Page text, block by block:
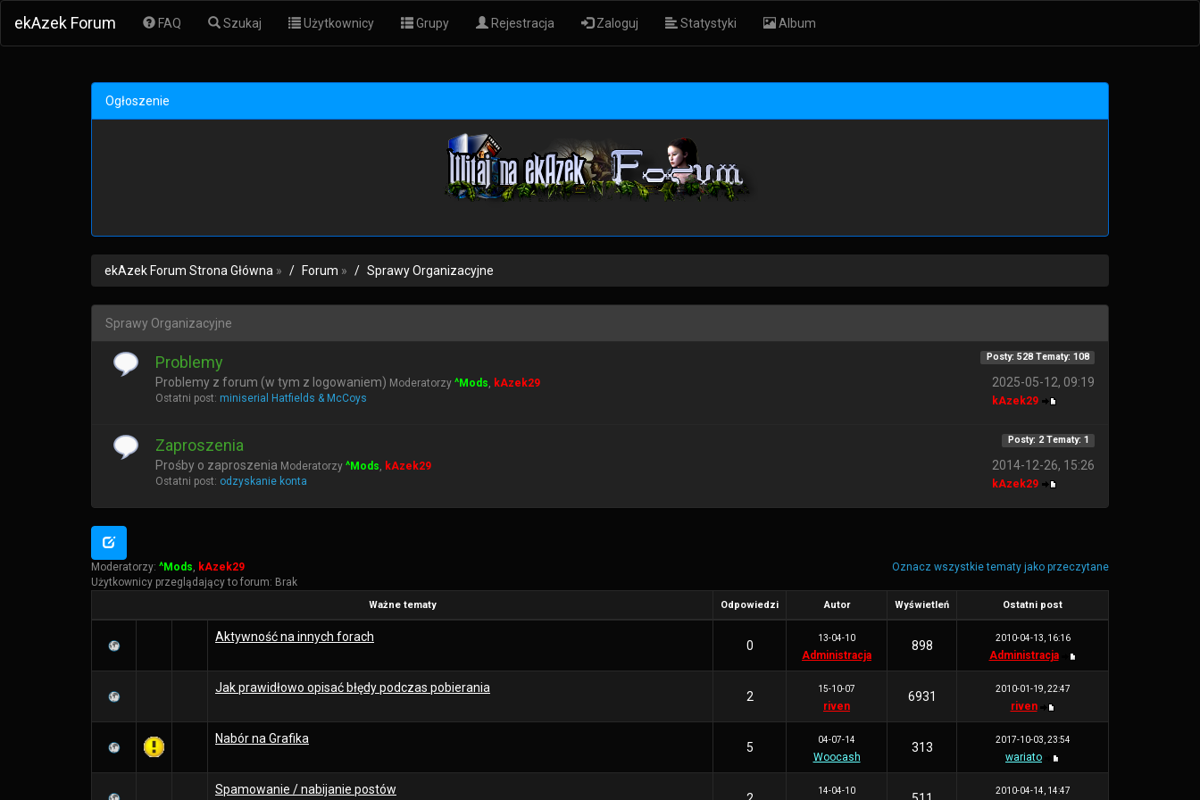
ekAzek Forum FAQ Szukaj Użytkownicy Grupy Rejestracja Zaloguj Statystyki Album
Ogłoszenie
ekAzek Forum Strona Główna » Forum » Sprawy Organizacyjne
Sprawy Organizacyjne
Problemy Posty: 528 Tematy: 108
Problemy z forum (w tym z logowaniem) 2025-05-12, 09:19
kAzek29
Moderatorzy ^Mods, kAzek29
Ostatni post: miniserial Hatfields & McCoys
Zaproszenia Posty: 2 Tematy: 1
Prośby o zaproszenia 2014-12-26, 15:26
kAzek29
Moderatorzy ^Mods, kAzek29
Ostatni post: odzyskanie konta
Moderatorzy: ^Mods, kAzek29
Użytkownicy przeglądający to forum: Brak
Oznacz wszystkie tematy jako przeczytane
Ważne tematy Odpowiedzi Autor Wyświetleń Ostatni post
Aktywność na innych forach
0
13-04-10
Administracja
898
2010-04-13, 16:16
Administracja
Jak prawidłowo opisać błędy podczas pobierania
2
15-10-07
riven
6931
2010-01-19, 22:47
riven
Nabór na Grafika
5
04-07-14
Woocash
313
2017-10-03, 23:54
wariato
Spamowanie / nabijanie postów 14-04-10 2010-04-14, 14:47